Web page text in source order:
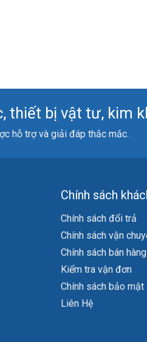
thiết bị vật tư, kim
hỗ trợ và giải đáp thắc mắc.
Chính sách
Chính sách đổi trả
Chính sách vận
Chính sách bán hàng
Kiểm tra vận đơn
Chính sách bảo mật
Liên Hệ